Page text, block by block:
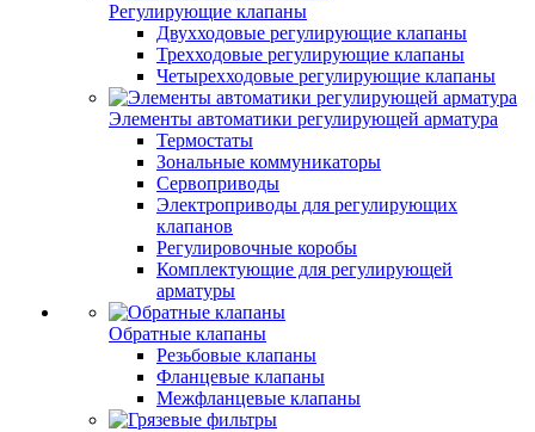
Регулирующие клапаны
Двухходовые регулирующие клапаны
Трехходовые регулирующие клапаны
Четырехходовые регулирующие клапаны
Элементы автоматики регулирующей арматура
Термостаты
Зональные коммуникаторы
Сервоприводы
Электроприводы для регулирующих
клапанов
Регулировочные коробы
Комплектующие для регулирующей
арматуры
Обратные клапаны
Резьбовые клапаны
Фланцевые клапаны
Межфланцевые клапаны